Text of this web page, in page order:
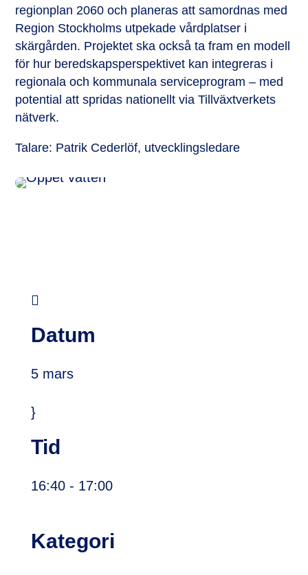
regionplan 2060 och planeras att samordnas med
Region Stockholms utpekade vårdplatser i
skärgården. Projektet ska också ta fram en modell
för hur beredskapsperspektivet kan integreras i
regionala och kommunala serviceprogram – med
potential att spridas nationellt via Tillväxtverkets
nätverk.
Talare: Patrik Cederlöf, utvecklingsledare

Datum
5 mars
}
Tid
16:40- 17:00
Kategori